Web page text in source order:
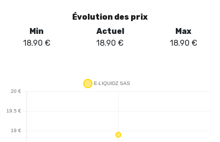
Évolution des prix
Min
18.90 €
Actuel
18.90 €
Max
18.90 €